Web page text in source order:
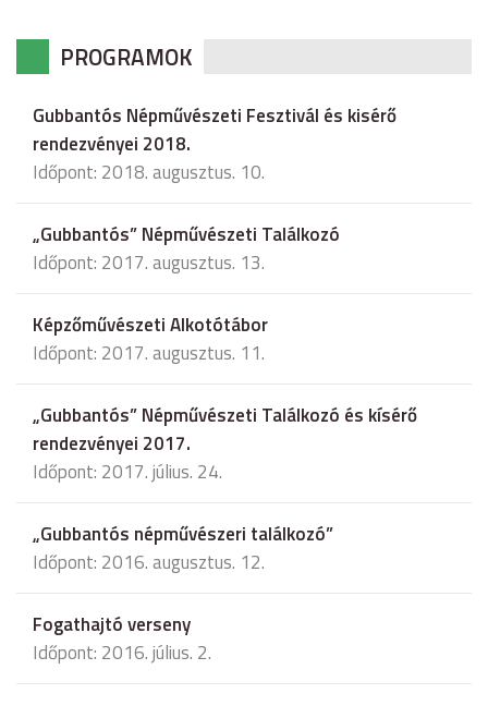
PROGRAMOK
Gubbantós Népművészeti Fesztivál és kisérő
rendezvényei 2018.
Időpont: 2018. augusztus. 10.
„Gubbantós” Népművészeti Találkozó
Időpont: 2017. augusztus. 13.
Képzőművészeti Alkotótábor
Időpont: 2017. augusztus. 11.
„Gubbantós” Népművészeti Találkozó és kísérő
rendezvényei 2017.
Időpont: 2017. július. 24.
„Gubbantós népművészeri találkozó”
Időpont: 2016. augusztus. 12.
Fogathajtó verseny
Időpont: 2016. július. 2.